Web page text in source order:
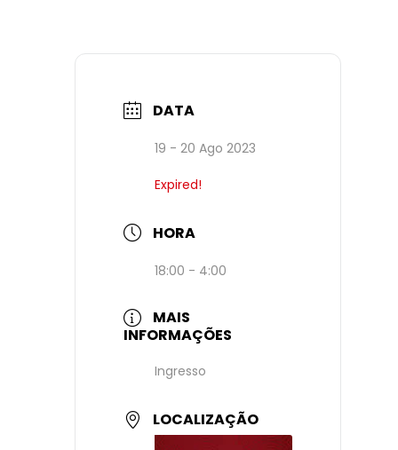
DATA
19 - 20 Ago 2023
Expired!
HORA
18:00 - 4:00
MAIS
INFORMAÇÕES
Ingresso
LOCALIZAÇÃO